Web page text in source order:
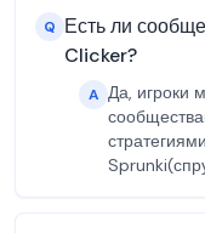
Q Есть ли
Clicker?
A Да, игроки